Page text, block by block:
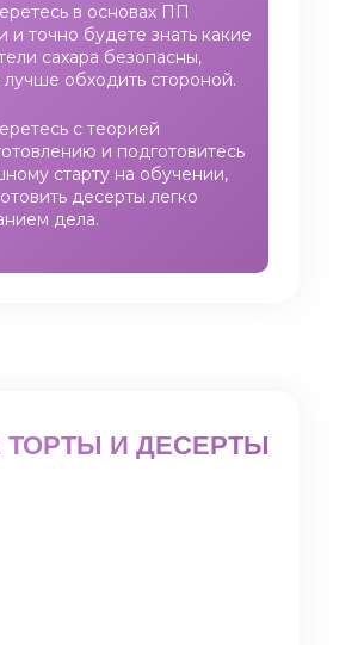
в основах ПП
и точно будете знать какие
сахара безопасны,
лучше обходить стороной.
с теорией
и подготовитесь
старту на обучении,
десерты легко
дела.
ТОРТЫ И ДЕСЕРТЫ